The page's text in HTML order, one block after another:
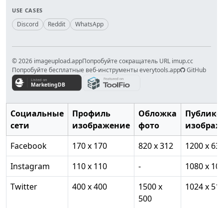
USE CASES
Discord Reddit WhatsApp
© 2026 imageupload.appПопробуйте сокращатель URL imup.cc
Попробуйте бесплатные веб-инструменты everytools.app
GitHub
Социальные
сети
Профиль
изображение
Обложка
фото
Facebook
170 x 170 820 x 312
1200 x
Instagram
110 x 110 -
1080 x
Twitter
400 x 400
1500 x
500
1024 x